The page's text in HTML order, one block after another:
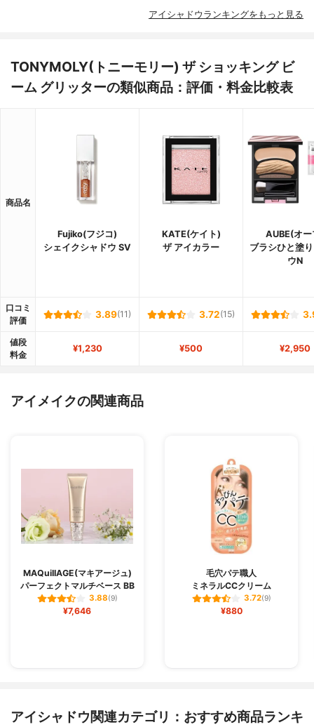
アイシャドウランキングをもっと見る
TONYMOLY(トニーモリー) ザ ショッキング ビ
ーム グリッターの類似商品：評価・料金比較表
商品名
Fujiko(フジコ)
シェイクシャドウ SV
KATE(ケイト)
ザ アイカラー
AUBE(オー
ブラシひと塗
ウN
口コミ
評価
3.89(11) 3.72(15)
値段
料金
¥1,230 ¥500 ¥2,950
アイメイクの関連商品
MAQuiIIAGE(マキアージュ)
パーフェクトマルチベース BB
3.88(9)
¥7,646
毛穴パテ職人
ミネラルCCクリーム
3.72(9)
¥880
アイシャドウ関連カテゴリ：おすすめ商品ランキ